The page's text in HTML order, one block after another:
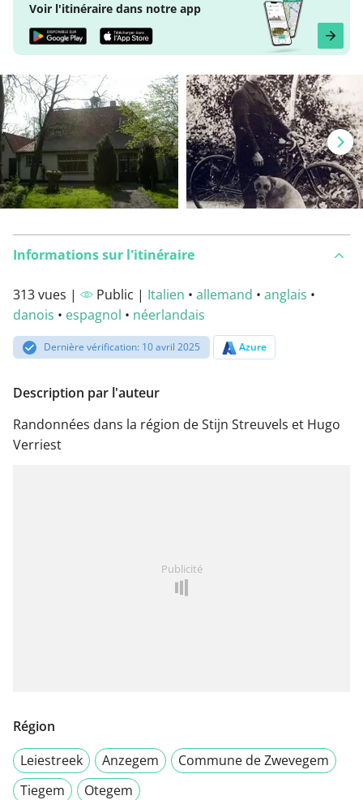
Voir l'itinéraire dans notre app
Informations sur l'itinéraire
313 vues | Public | Italien • allemand • anglais •
danois • espagnol • néerlandais
Dernière vérification: 10 avril 2025 Azure
Description par l'auteur
Randonnées dans la région de Stijn Streuvels et Hugo
Verriest
Publicité
Région
Leiestreek
Anzegem
Commune de Zwevegem
Tiegem
Otegem